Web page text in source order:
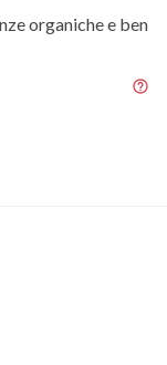
organiche e ben